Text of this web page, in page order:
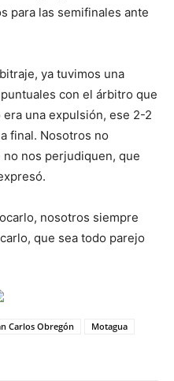
para las semifinales ante
ya tuvimos una
con el árbitro que
una expulsión, ese 2-2
final. Nosotros no
nos perjudiquen, que
nosotros siempre
que sea todo parejo
Carlos Obregón
Motagua